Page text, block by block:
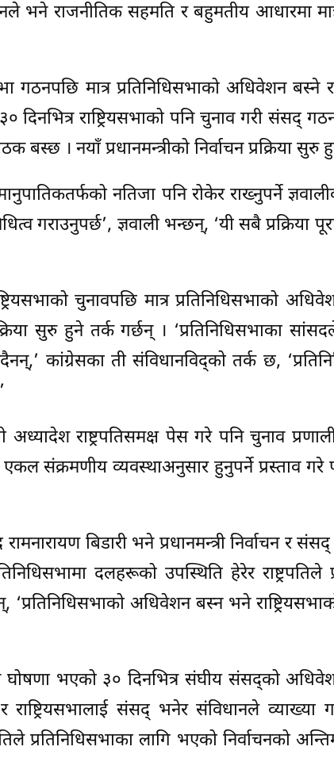
भने राजनीतिक सहमति र बहुमतीय आधारमा
गठनपछि मात्र प्रतिनिधिसभाको अधिवेशन बस्ने
दिनभित्र राष्ट्रियसभाको पनि चुनाव गरी संसद्
बस्छ । नयाँ प्रधानमन्त्रीको निर्वाचन प्रक्रिया सुरु
नतिजा पनि रोकेर राख्नुपर्ने
गराउनुपर्छ’, ज्ञवाली भन्छन्, ‘यी सबै प्रक्रिया
चुनावपछि मात्र प्रतिनिधिसभाको
सुरु हुने तर्क गर्छन् । ‘प्रतिनिधिसभाका
कांग्रेसका ती संविधानविद्को तर्क छ,
अध्यादेश राष्ट्रपतिसमक्ष पेस गरे पनि चुनाव
संक्रमणीय व्यवस्थाअनुसार हुनुपर्ने प्रस्ताव गरे
बिडारी भने प्रधानमन्त्री निर्वाचन र
दलहरूको उपस्थिति हेरेर राष्ट्रपतिले
‘प्रतिनिधिसभाको अधिवेशन बस्न भने
घोषणा भएको ३० दिनभित्र संघीय संसद्को
राष्ट्रियसभालाई संसद् भनेर संविधानले व्याख्या
प्रतिनिधिसभाका लागि भएको निर्वाचनको